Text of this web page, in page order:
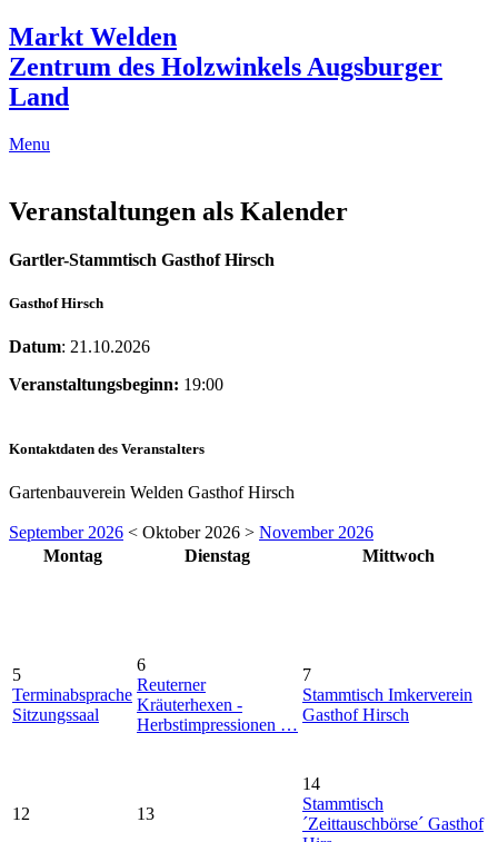
Markt Welden
Zentrum des Holzwinkels Augsburger
Land
Menu
Veranstaltungen als Kalender
Gartler-Stammtisch Gasthof Hirsch
Gasthof Hirsch
Datum: 21.10.2026
Veranstaltungsbeginn: 19:00
Kontaktdaten des Veranstalters
Gartenbauverein Welden Gasthof Hirsch
September 2026 < Oktober 2026 > November 2026
Montag
Dienstag Mittwoch
5
Terminabsprache
Sitzungssaal
6
Reuterner
Kräuterhexen -
Herbstimpressionen …
7
Stammtisch Imkerverein
Gasthof Hirsch
12 13
14
Stammtisch
´Zeittauschbörse´ Gasthof